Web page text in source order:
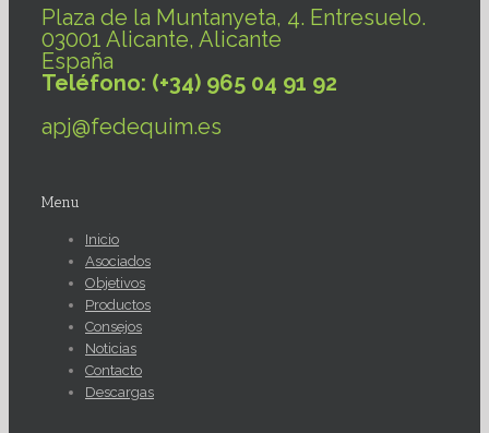
Plaza de la Muntanyeta, 4. Entresuelo.
03001 Alicante, Alicante
España
Teléfono: (+34) 965 04 91 92
apj@fedequim.es
Menu
Inicio
Asociados
Objetivos
Productos
Consejos
Noticias
Contacto
Descargas